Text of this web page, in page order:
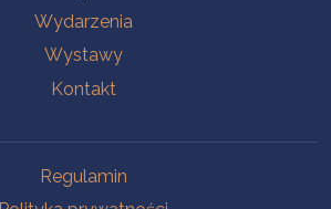
Wydarzenia
Wystawy
Kontakt
Regulamin